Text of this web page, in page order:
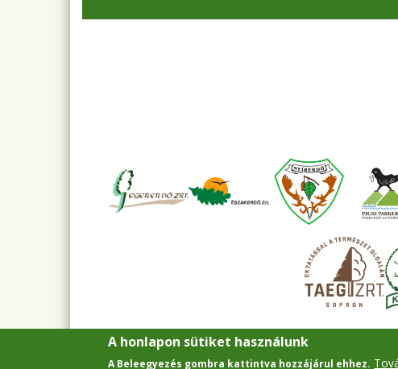
A honlapon sütiket használunk
A Beleegyezés gombra kattintva hozzájárul ehhez.